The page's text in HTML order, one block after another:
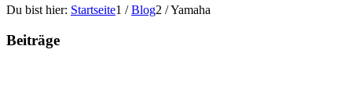
Du bist hier: Startseite1 / Blog2 /Yamaha
Beiträge